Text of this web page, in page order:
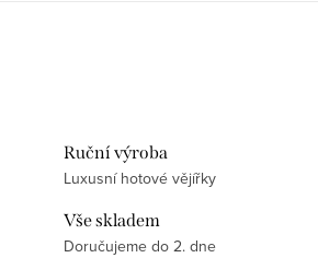
Ruční výroba
Luxusní hotové vějířky
Vše skladem
Doručujeme do 2. dne